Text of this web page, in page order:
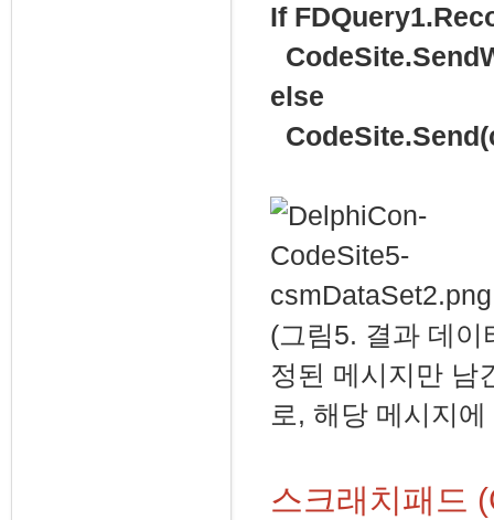
If
else
(그림5. 결과 데
정된 메시지만 남
로, 해당 메시지
스크래치패드